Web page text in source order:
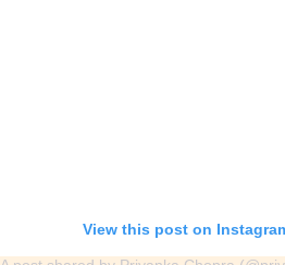
View this post on